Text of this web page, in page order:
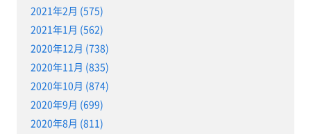
2021年2月 (575)
2021年1月 (562)
2020年12月 (738)
2020年11月 (835)
2020年10月 (874)
2020年9月 (699)
2020年8月 (811)